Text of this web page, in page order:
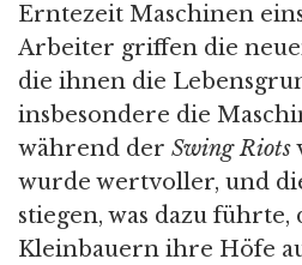
Erntezeit Maschinen
Arbeiter griffen die
die ihnen die
insbesondere die
während der Swing Riots
wurde wertvoller, und
stiegen, was dazu führte,
Kleinbauern ihre Höfe